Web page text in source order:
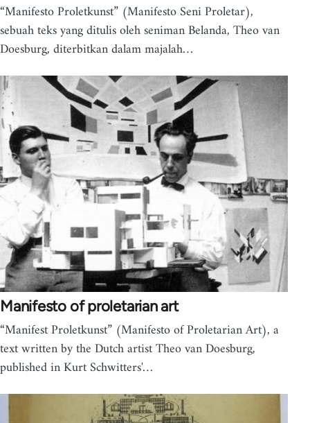
“Manifesto Proletkunst” (Manifesto Seni Proletar),
sebuah teks yang ditulis oleh seniman Belanda, Theo van
Doesburg, diterbitkan dalam majalah…
Manifesto of proletarian art
“Manifest Proletkunst” (Manifesto of Proletarian Art), a
text written by the Dutch artist Theo van Doesburg,
published in Kurt Schwitters'…